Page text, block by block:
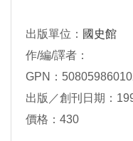
出版單位： 國史館
作/編/譯者：
GPN：
出版／創刊日期：
價格：430